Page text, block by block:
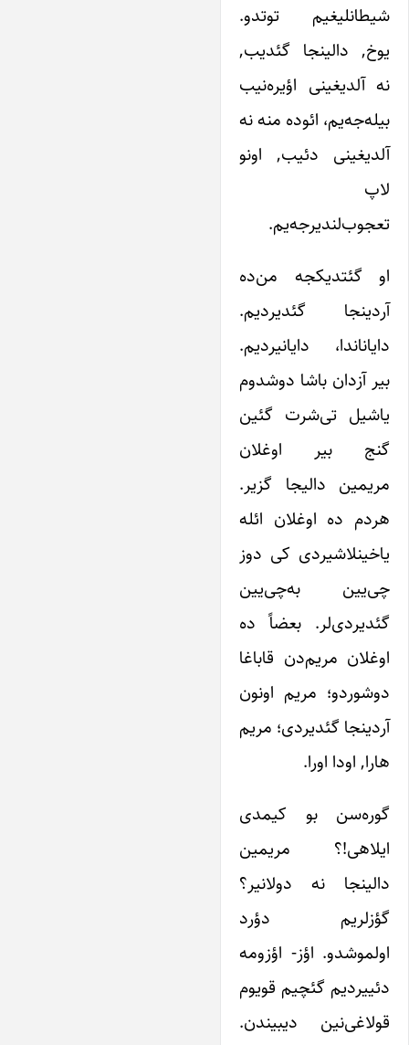
شیطانلیغیم توتدو.
یوخ, دالینجا گئدیب,
نه آلدیغینی اؤیره‌نیب
بیله‌جه‌یم، ائوده منه نه
آلدیغینی دئیب, اونو
لاپ
تعجوب‌لندیرجه‌یم.
او گئتدیکجه من‌ده
آردینجا گئدیردیم.
دایاناندا، دایانیردیم.
بیر آزدان باشا دوشدوم
یاشیل تی‌شرت گئین
گنج بیر اوغلان
مریمین دالیجا گزیر.
هردم ده اوغلان ائله
یاخینلاشیردی کی دوز
چی‌یین به‌چی‌یین
گئدیردی‌لر. بعضاً ده
اوغلان مریم‌دن قاباغا
دوشوردو؛ مریم اونون
آردینجا گئدیردی؛ مریم
هارا, اودا اورا.
گوره‌سن بو کیمدی
ایلاهی!؟ مریمین
دالینجا نه دولانیر؟
گؤزلریم دؤرد
اولموشدو. اؤز- اؤزومه
دئییردیم گئچیم قویوم
قولاغی‌نین دیبیندن.